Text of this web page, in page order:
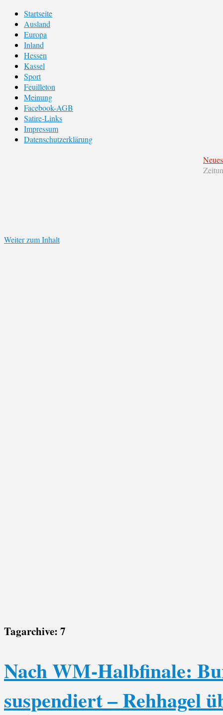
Startseite
Ausland
Europa
Inland
Hessen
Kassel
Sport
Feuilleton
Meinung
Facebook-AGB
Satire-Links
Impressum
Datenschutzerklärung
Weiter zum Inhalt
Tagarchive: 7
Nach WM-Halbfinale:
suspendiert – Rehhagel